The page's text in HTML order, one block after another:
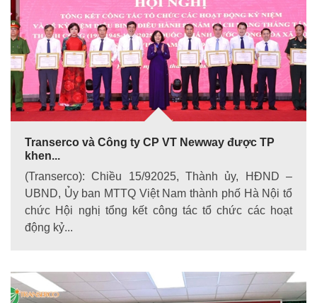
Transerco và Công ty CP VT Newway được TP
khen...
(Transerco): Chiều 15/92025, Thành ủy, HĐND –
UBND, Ủy ban MTTQ Việt Nam thành phố Hà Nội tổ
chức Hội nghị tổng kết công tác tổ chức các hoạt
động kỷ...